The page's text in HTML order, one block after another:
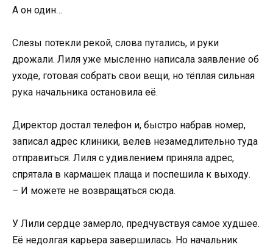
А он один…
Слезы потекли рекой, слова путались, и руки
дрожали. Лиля уже мысленно написала заявление об
уходе, готовая собрать свои вещи, но тёплая сильная
рука начальника остановила её.
Директор достал телефон и, быстро набрав номер,
записал адрес клиники, велев незамедлительно туда
отправиться. Лиля с удивлением приняла адрес,
спрятала в кармашек плаща и поспешила к выходу.
– И можете не возвращаться сюда.
У Лили сердце замерло, предчувствуя самое худшее.
Её недолгая карьера завершилась. Но начальник